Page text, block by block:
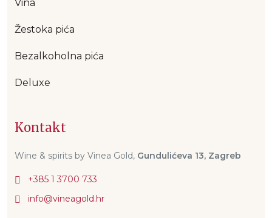
Vina
Žestoka pića
Bezalkoholna pića
Deluxe
Kontakt
Wine & spirits by Vinea Gold, Gundulićeva 13, Zagreb
+385 1 3700 733